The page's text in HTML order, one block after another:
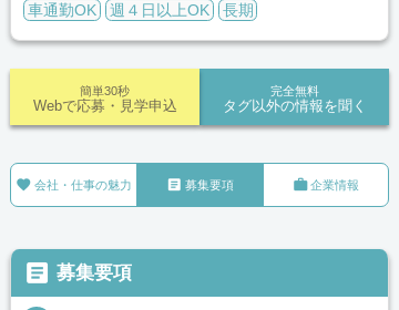
車通勤OK
週４日以上OK 長期
完全無料
タグ以外の情報を聞く
簡単30秒
Webで応募・見学申込
 会社・仕事の魅力  募集要項 企業情報
 募集要項